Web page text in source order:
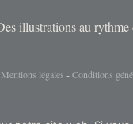
illustrations au rythme
Mentions légales -Conditions